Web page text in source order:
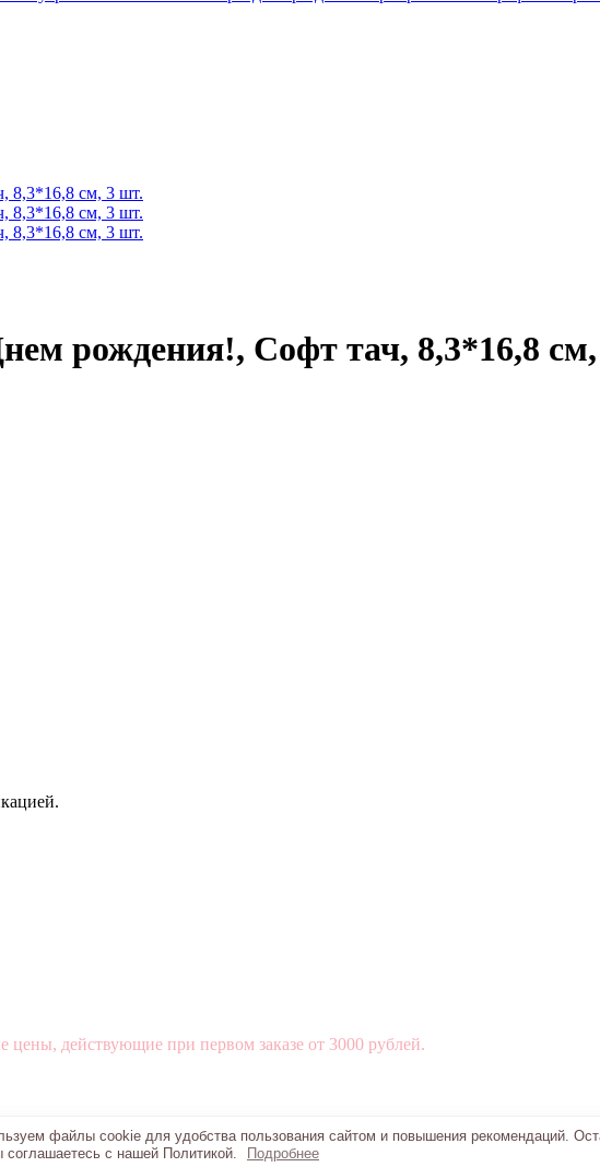
рождения!, Софт тач, 8,3*16,8
цены, действующие при первом заказе от 3000 рублей.
файлы cookie для удобства пользования сайтом и повышения рекомендаций.
соглашаетесь с нашей Политикой.
Подробнее